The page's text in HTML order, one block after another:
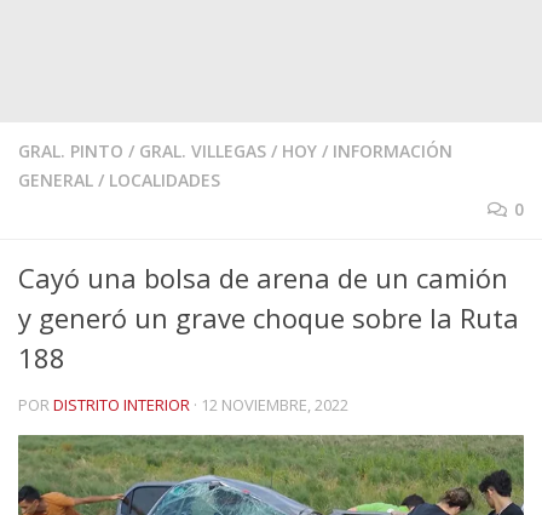
GRAL. PINTO / GRAL. VILLEGAS / HOY / INFORMACIÓN
GENERAL / LOCALIDADES
0
Cayó una bolsa de arena de un camión
y generó un grave choque sobre la Ruta
188
PORDISTRITO INTERIOR · 12 NOVIEMBRE, 2022